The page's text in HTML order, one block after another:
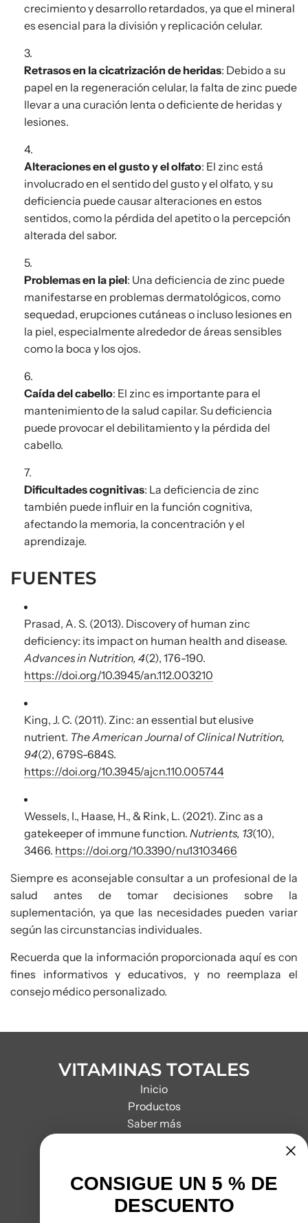
crecimiento y desarrollo retardados, ya que el mineral
es esencial para la división y replicación celular.
Retrasos en la cicatrización de heridas: Debido a su
papel en la regeneración celular, la falta de zinc puede
llevar a una curación lenta o deficiente de heridas y
lesiones.
Alteraciones en el gusto y el olfato: El zinc está
involucrado en el sentido del gusto y el olfato, y su
deficiencia puede causar alteraciones en estos
sentidos, como la pérdida del apetito o la percepción
alterada del sabor.
Problemas en la piel: Una deficiencia de zinc puede
manifestarse en problemas dermatológicos, como
sequedad, erupciones cutáneas o incluso lesiones en
la piel, especialmente alrededor de áreas sensibles
como la boca y los ojos.
Caída del cabello: El zinc es importante para el
mantenimiento de la salud capilar. Su deficiencia
puede provocar el debilitamiento y la pérdida del
cabello.
Dificultades cognitivas: La deficiencia de zinc
también puede influir en la función cognitiva,
afectando la memoria, la concentración y el
aprendizaje.
FUENTES
Prasad, A. S. (2013). Discovery of human zinc
deficiency: its impact on human health and disease.
Advances in Nutrition, 4(2), 176-190.
https://doi.org/10.3945/an.112.003210
King, J. C. (2011). Zinc: an essential but elusive
nutrient. The American Journal of Clinical Nutrition,
94(2), 679S-684S.
https://doi.org/10.3945/ajcn.110.005744
Wessels, I., Haase, H., & Rink, L. (2021). Zinc as a
gatekeeper of immune function. Nutrients, 13(10),
3466. https://doi.org/10.3390/nu13103466
Siempre es aconsejable consultar a un profesional de la
salud antes de tomar decisiones sobre la
suplementación, ya que las necesidades pueden variar
según las circunstancias individuales.
Recuerda que la información proporcionada aquí es con
fines informativos y educativos, y no reemplaza el
consejo médico personalizado.
VITAMINAS TOTALES
Inicio
Productos
Saber más
Política de privacidad
Términos y Condiciones
CONTACTO
CONSIGUE UN 5 % DE
DESCUENTO